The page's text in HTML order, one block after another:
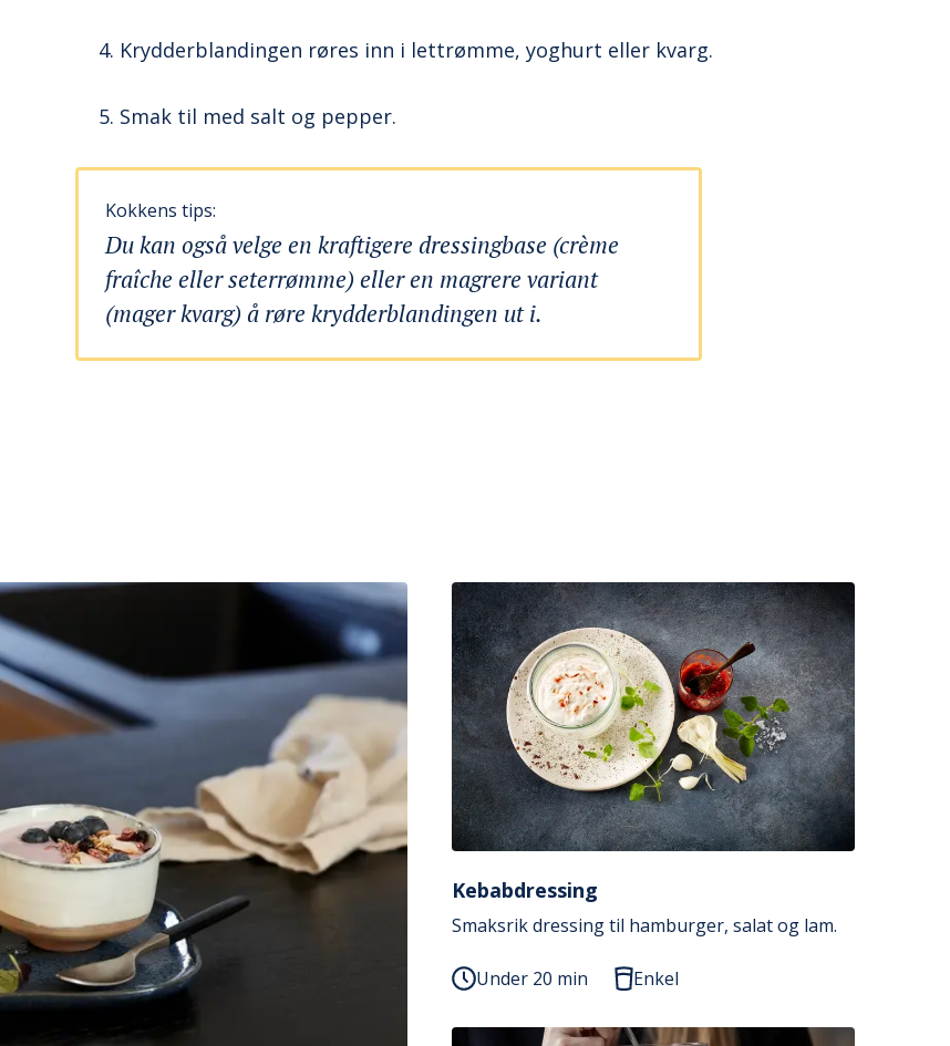
Krydderblandingen røres inn i lettrømme, yoghurt eller kvarg.
Smak til med salt og pepper.
Kokkens tips:
Du kan også velge en kraftigere dressingbase (crème
fraîche eller seterrømme) eller en magrere variant
(mager kvarg) å røre krydderblandingen ut i.
Kebabdressing
Smaksrik dressing til hamburger, salat og lam.
Under 20 min Enkel